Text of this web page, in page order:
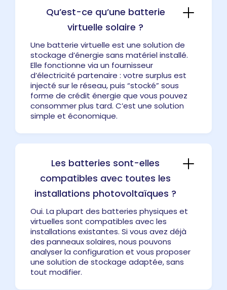
Qu’est-ce qu’une batterie
virtuelle solaire ?
Une batterie virtuelle est une solution de
stockage d’énergie sans matériel installé.
Elle fonctionne via un fournisseur
d’électricité partenaire : votre surplus est
injecté sur le réseau, puis “stocké” sous
forme de crédit énergie que vous pouvez
consommer plus tard. C’est une solution
simple et économique.
Les batteries sont-elles
compatibles avec toutes les
installations photovoltaïques ?
Oui. La plupart des batteries physiques et
virtuelles sont compatibles avec les
installations existantes. Si vous avez déjà
des panneaux solaires, nous pouvons
analyser la configuration et vous proposer
une solution de stockage adaptée, sans
tout modifier.